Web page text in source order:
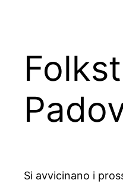
Si avvicinano i